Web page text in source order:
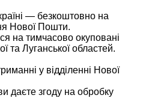
— безкоштовно на
Нової Пошти.
на тимчасово окуповані
та Луганської областей.
у відділенні Нової
даєте згоду на обробку